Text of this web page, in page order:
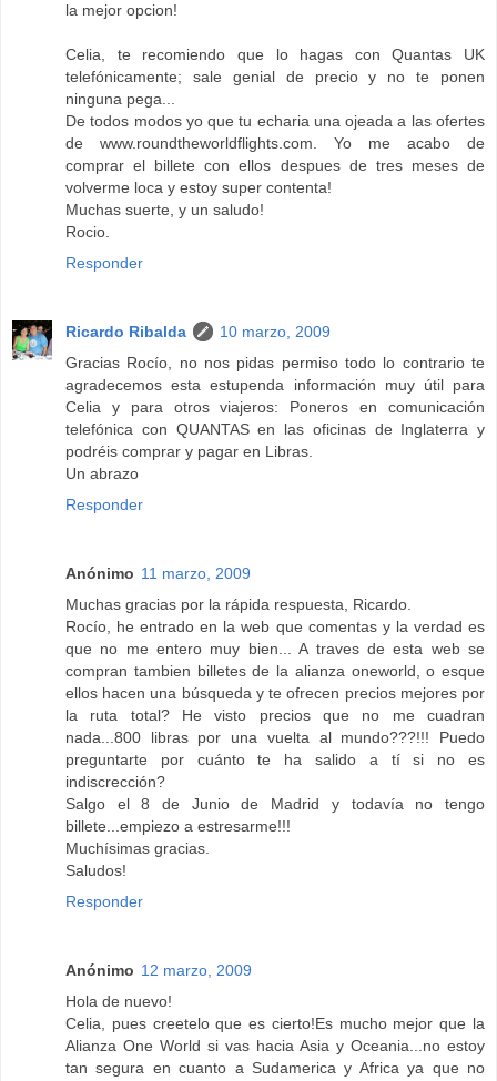
la mejor opcion!
Celia, te recomiendo que lo hagas con Quantas UK
telefónicamente; sale genial de precio y no te ponen
ninguna pega...
De todos modos yo que tu echaria una ojeada a las ofertes
de www.roundtheworldflights.com. Yo me acabo de
comprar el billete con ellos despues de tres meses de
volverme loca y estoy super contenta!
Muchas suerte, y un saludo!
Rocio.
Responder
Ricardo Ribalda
10 marzo, 2009
Gracias Rocío, no nos pidas permiso todo lo contrario te
agradecemos esta estupenda información muy útil para
Celia y para otros viajeros: Poneros en comunicación
telefónica con QUANTAS en las oficinas de Inglaterra y
podréis comprar y pagar en Libras.
Un abrazo
Responder
Anónimo 11 marzo, 2009
Muchas gracias por la rápida respuesta, Ricardo.
Rocío, he entrado en la web que comentas y la verdad es
que no me entero muy bien... A traves de esta web se
compran tambien billetes de la alianza oneworld, o esque
ellos hacen una búsqueda y te ofrecen precios mejores por
la ruta total? He visto precios que no me cuadran
nada...800 libras por una vuelta al mundo???!!! Puedo
preguntarte por cuánto te ha salido a tí si no es
indiscrección?
Salgo el 8 de Junio de Madrid y todavía no tengo
billete...empiezo a estresarme!!!
Muchísimas gracias.
Saludos!
Responder
Anónimo 12 marzo, 2009
Hola de nuevo!
Celia, pues creetelo que es cierto!Es mucho mejor que la
Alianza One World si vas hacia Asia y Oceania...no estoy
tan segura en cuanto a Sudamerica y Africa ya que no